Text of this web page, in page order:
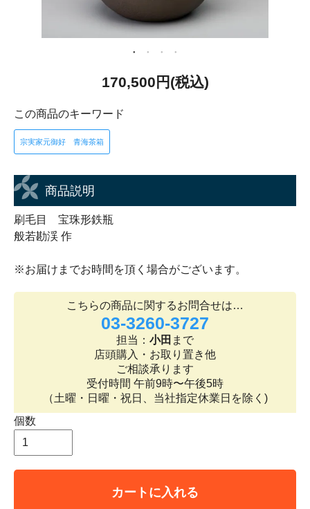
170,500円(税込)
この商品のキーワード
宗実家元御好 青海茶箱
商品説明
刷毛目 宝珠形鉄瓶
般若勘渓 作
※お届けまでお時間を頂く場合がございます。
こちらの商品に関するお問合せは…
03-3260-3727
担当： 小田 まで
店頭購入・お取り置き他
ご相談承ります
受付時間 午前9時〜午後5時
（土曜・日曜・祝日、当社指定休業日を除く)
個数
カートに入れる